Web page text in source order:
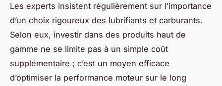
Les experts insistent régulièrement sur l’importance
d’un choix rigoureux des lubrifiants et carburants.
Selon eux, investir dans des produits haut de
gamme ne se limite pas à un simple coût
supplémentaire ; c’est un moyen efficace
d’optimiser la performance moteur sur le long